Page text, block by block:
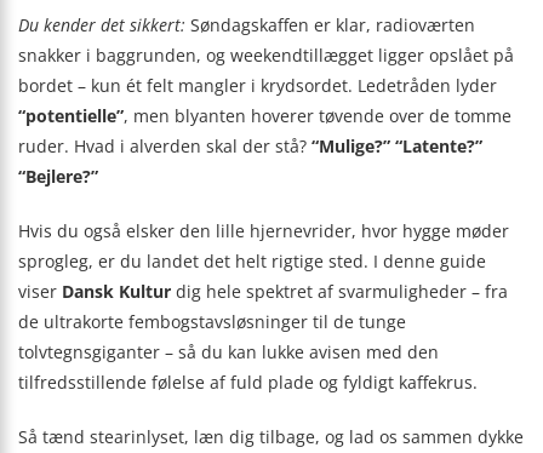
Du kender det sikkert: Søndagskaffen er klar, radioværten
snakker i baggrunden, og weekendtillægget ligger opslået på
bordet – kun ét felt mangler i krydsordet. Ledetråden lyder
“potentielle”, men blyanten hoverer tøvende over de tomme
ruder. Hvad i alverden skal der stå? “Mulige?” “Latente?”
“Bejlere?”
Hvis du også elsker den lille hjernevrider, hvor hygge møder
sprogleg, er du landet det helt rigtige sted. I denne guide
viser Dansk Kultur dig hele spektret af svarmuligheder – fra
de ultrakorte fembogstavsløsninger til de tunge
tolvtegnsgiganter – så du kan lukke avisen med den
tilfredsstillende følelse af fuld plade og fyldigt kaffekrus.
Så tænd stearinlyset, læn dig tilbage, og lad os sammen dykke